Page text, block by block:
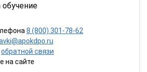
обучение
8 (800) 301-78-62
обратной связи
на сайте